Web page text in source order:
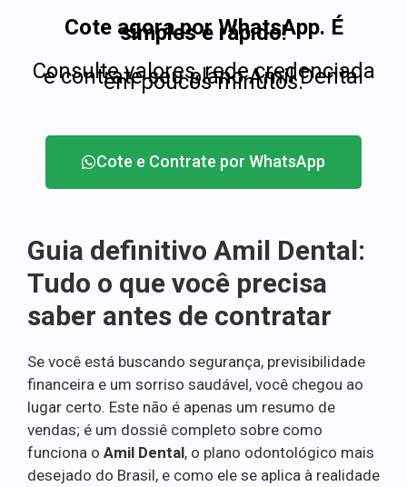
Cote agora por WhatsApp. É
simples e rápido!
Consulte valores, rede credenciada
e contrate seu plano Amil Dental
em poucos minutos.
Cote e Contrate por WhatsApp
Guia definitivo Amil Dental:
Tudo o que você precisa
saber antes de contratar
Se você está buscando segurança, previsibilidade
financeira e um sorriso saudável, você chegou ao
lugar certo. Este não é apenas um resumo de
vendas; é um dossiê completo sobre como
funciona o Amil Dental, o plano odontológico mais
desejado do Brasil, e como ele se aplica à realidade